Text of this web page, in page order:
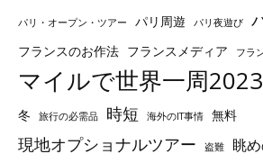
パリ・オープン・ツアー パリ周遊 パリ夜遊び
フランスのお作法 フランスメディア フラ
マイルで世界一周2023
冬
旅行の必需品 時短 海外のIT事情 無料
現地オプショナルツアー 盗難 眺